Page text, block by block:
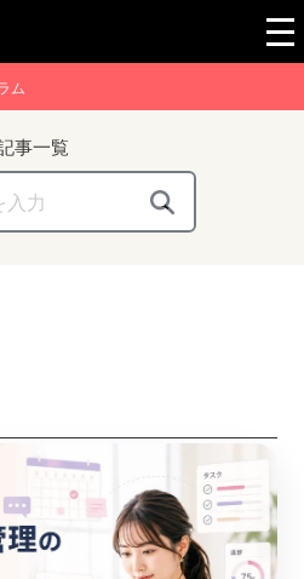
ム
事一覧
補機能付きの検索フィールドです